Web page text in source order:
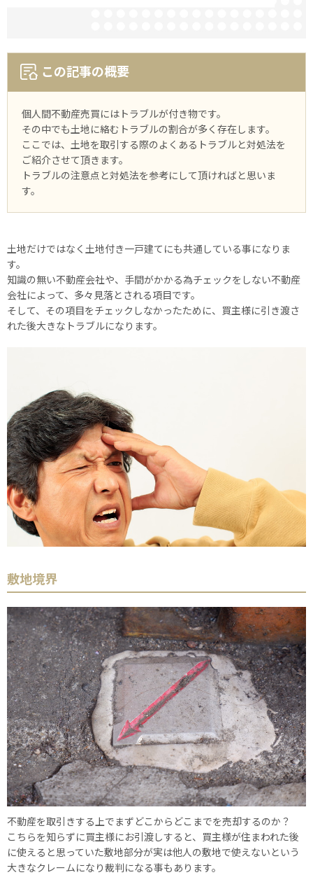
この記事の概要
個人間不動産売買にはトラブルが付き物です。
その中でも土地に絡むトラブルの割合が多く存在します。
ここでは、土地を取引する際のよくあるトラブルと対処法を
ご紹介させて頂きます。
トラブルの注意点と対処法を参考にして頂ければと思いま
す。
土地だけではなく土地付き一戸建てにも共通している事になりま
す。
知識の無い不動産会社や、手間がかかる為チェックをしない不動産
会社によって、多々見落とされる項目です。
そして、その項目をチェックしなかったために、買主様に引き渡さ
れた後大きなトラブルになります。
敷地境界
不動産を取引きする上でまずどこからどこまでを売却するのか？
こちらを知らずに買主様にお引渡しすると、買主様が住まわれた後
に使えると思っていた敷地部分が実は他人の敷地で使えないという
大きなクレームになり裁判になる事もあります。